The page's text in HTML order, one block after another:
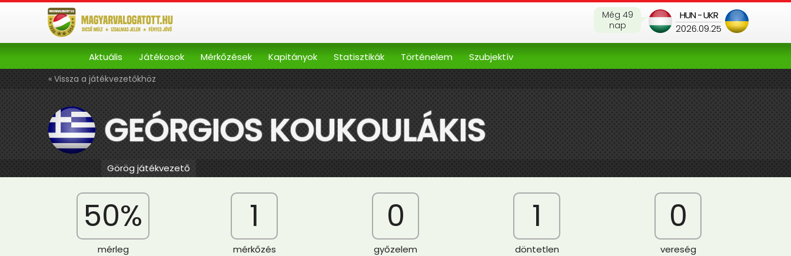
HUN - UKR
2026.09.25
Még 49
nap
Aktuális Játékosok Mérkőzések Kapitányok Statisztikák Történelem Szubjektív
« Vissza a játékvezetőkhöz
GEÓRGIOS KOUKOULÁKIS
Görög játékvezető
50%
mérleg
1
mérkőzés
0
győzelem
1
döntetlen
0
vereség